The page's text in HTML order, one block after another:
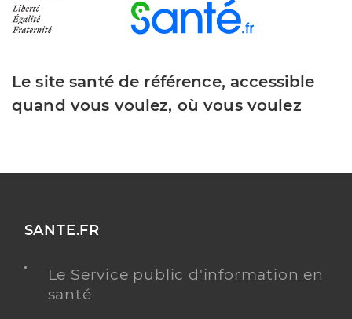
Le site santé de référence, accessible
quand vous voulez, où vous voulez
SANTE.FR
Le Service public d'information en
santé